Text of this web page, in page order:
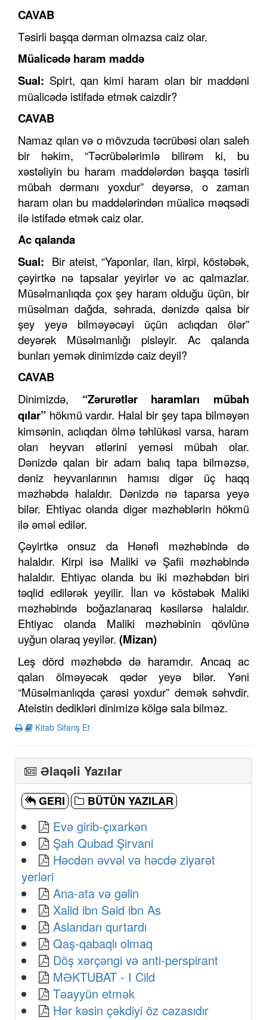
CAVAB
Təsirli başqa dərman olmazsa caiz olar.
Müalicədə haram maddə
Sual: Spirt, qan kimi haram olan bir maddəni
müalicədə istifadə etmək caizdir?
CAVAB
Namaz qılan və o mövzuda təcrübəsi olan saleh
bir həkim, “Təcrübələrimlə bilirəm ki, bu
xəstəliyin bu haram maddələrdən başqa təsirli
mübah dərmanı yoxdur” deyərsə, o zaman
haram olan bu maddələrindən müalicə məqsədi
ilə istifadə etmək caiz olar.
Ac qalanda
Sual: Bir ateist, “Yaponlar, ilan, kirpi, köstəbək,
çəyirtkə nə tapsalar yeyirlər və ac qalmazlar.
Müsəlmanlıqda çox şey haram olduğu üçün, bir
müsəlman dağda, səhrada, dənizdə qalsa bir
şey yeyə bilməyəcəyi üçün aclıqdan ölər”
deyərək Müsəlmanlığı pisləyir. Ac qalanda
bunları yemək dinimizdə caiz deyil?
CAVAB
Dinimizdə, “Zərurətlər haramları mübah
qılar” hökmü vardır. Halal bir şey tapa bilməyən
kimsənin, aclıqdan ölmə təhlükəsi varsa, haram
olan heyvan ətlərini yeməsi mübah olar.
Dənizdə qalan bir adam balıq tapa bilməzsə,
dəniz heyvanlarının hamısı digər üç haqq
məzhəbdə halaldır. Dənizdə nə taparsa yeyə
bilər. Ehtiyac olanda digər məzhəblərin hökmü
ilə əməl edilər.
Çəyirtkə onsuz da Hənəfi məzhəbində də
halaldır. Kirpi isə Maliki və Şafii məzhəbində
halaldır. Ehtiyac olanda bu iki məzhəbdən biri
təqlid edilərək yeyilir. İlan və köstəbək Maliki
məzhəbində boğazlanaraq kəsilərsə halaldır.
Ehtiyac olanda Maliki məzhəbinin qövlünə
uyğun olaraq yeyilər. (Mizan)
Leş dörd məzhəbdə də haramdır. Ancaq ac
qalan ölməyəcək qədər yeyə bilər. Yəni
“Müsəlmanlıqda çarəsi yoxdur” demək səhvdir.
Ateistin dedikləri dinimizə kölgə sala bilməz.
Kitab Sifariş Et
Əlaqəli Yazılar
GERI BÜTÜN YAZILAR
Evə girib-çıxarkən
Şah Qubad Şirvani
Həcdən əvvəl və həcdə ziyarət
yerləri
Ana-ata və gəlin
Xalid ibn Səid ibn As
Aslandan qurtardı
Qaş-qabaqlı olmaq
Döş xərçəngi və anti-perspirant
MƏKTUBAT - I Cild
Təayyün etmək
Hər kəsin çəkdiyi öz cəzasıdır